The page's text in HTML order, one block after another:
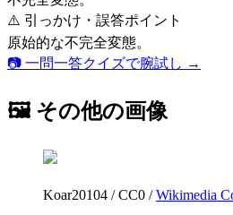
⚠️ 引っかけ・誤答ポイント
原始的な不完全変態。
📷 一問一答クイズで腕試し →
🖼 その他の画像
Koar20104 /CC0 / Wikimedia